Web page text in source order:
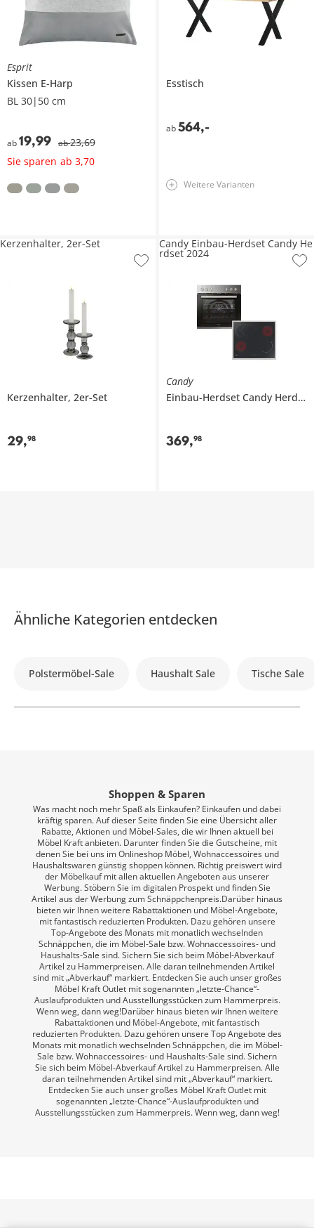
Esprit
Kissen E-Harp
BL 30|50 cm
ab19,99 ab23,69
Sie sparen ab 3,70
Esstisch
ab 564,-
Weitere Varianten
Kerzenhalter, 2er-Set
29,98
Kerzenhalter, 2er-Set
Candy
Einbau-Herdset Candy Herdset 2024
369,98
Candy Einbau-Herdset Candy He
rdset 2024
Ähnliche Kategorien entdecken
Polstermöbel-Sale Haushalt Sale Tische Sale
Shoppen & Sparen
Was macht noch mehr Spaß als Einkaufen? Einkaufen und dabei
kräftig sparen. Auf dieser Seite finden Sie eine Übersicht aller
Rabatte, Aktionen und Möbel-Sales, die wir Ihnen aktuell bei
Möbel Kraft anbieten. Darunter finden Sie die Gutscheine, mit
denen Sie bei uns im Onlineshop Möbel, Wohnaccessoires und
Haushaltswaren günstig shoppen können. Richtig preiswert wird
der Möbelkauf mit allen aktuellen Angeboten aus unserer
Werbung. Stöbern Sie im digitalen Prospekt und finden Sie
Artikel aus der Werbung zum Schnäppchenpreis.Darüber hinaus
bieten wir Ihnen weitere Rabattaktionen und Möbel-Angebote,
mit fantastisch reduzierten Produkten. Dazu gehören unsere
Top-Angebote des Monats mit monatlich wechselnden
Schnäppchen, die im Möbel-Sale bzw. Wohnaccessoires- und
Haushalts-Sale sind. Sichern Sie sich beim Möbel-Abverkauf
Artikel zu Hammerpreisen. Alle daran teilnehmenden Artikel
sind mit „Abverkauf“ markiert. Entdecken Sie auch unser großes
Möbel Kraft Outlet mit sogenannten „letzte-Chance“-
Auslaufprodukten und Ausstellungsstücken zum Hammerpreis.
Wenn weg, dann weg!Darüber hinaus bieten wir Ihnen weitere
Rabattaktionen und Möbel-Angebote, mit fantastisch
reduzierten Produkten. Dazu gehören unsere Top Angebote des
Monats mit monatlich wechselnden Schnäppchen, die im Möbel-
Sale bzw. Wohnaccessoires- und Haushalts-Sale sind. Sichern
Sie sich beim Möbel-Abverkauf Artikel zu Hammerpreisen. Alle
daran teilnehmenden Artikel sind mit „Abverkauf“ markiert.
Entdecken Sie auch unser großes Möbel Kraft Outlet mit
sogenannten „letzte-Chance“-Auslaufprodukten und
Ausstellungsstücken zum Hammerpreis. Wenn weg, dann weg!